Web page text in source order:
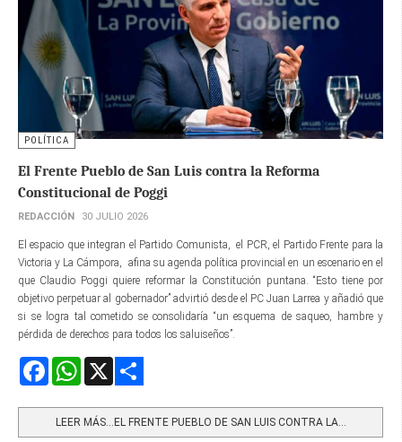
POLÍTICA
El Frente Pueblo de San Luis contra la Reforma
Constitucional de Poggi
REDACCIÓN 30 JULIO 2026
El espacio que integran el Partido Comunista, el PCR, el Partido Frente para la
Victoria y La Cámpora, afina su agenda política provincial en un escenario en el
que Claudio Poggi quiere reformar la Constitución puntana. “Esto tiene por
objetivo perpetuar al gobernador” advirtió desde el PC Juan Larrea y añadió que
si se logra tal cometido se consolidaría “un esquema de saqueo, hambre y
pérdida de derechos para todos los saluiseños”.
FacebookWhatsApp
LEER MÁS…EL FRENTE PUEBLO DE SAN LUIS CONTRA LA...